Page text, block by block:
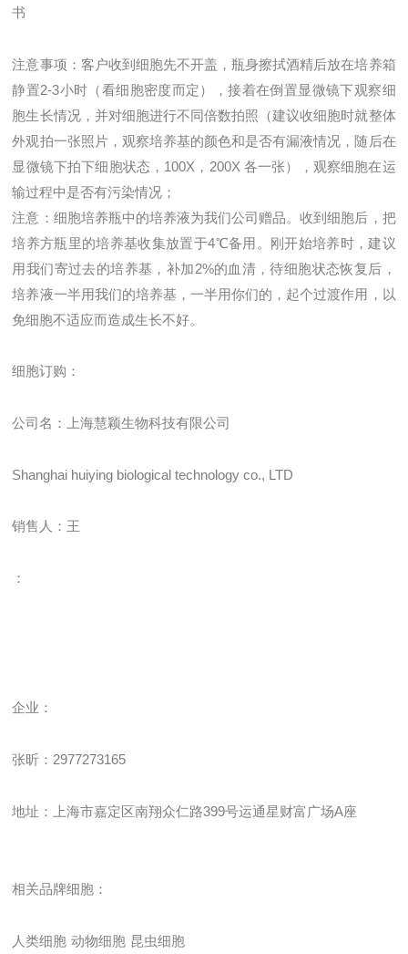
书
注意事项：客户收到细胞先不开盖，瓶身擦拭酒精后放在培养箱
静置2-3小时（看细胞密度而定），接着在倒置显微镜下观察细
胞生长情况，并对细胞进行不同倍数拍照（建议收细胞时就整体
外观拍一张照片，观察培养基的颜色和是否有漏液情况，随后在
显微镜下拍下细胞状态， 100X ， 200X 各一张），观察细胞在运
输过程中是否有污染情况；
注意：细胞培养瓶中的培养液为我们公司赠品。收到细胞后，把
培养方瓶里的培养基收集放置于4℃备用。刚开始培养时，建议
用我们寄过去的培养基，补加2%的血清，待细胞状态恢复后，
培养液一半用我们的培养基，一半用你们的，起个过渡作用，以
免细胞不适应而造成生长不好。
细胞订购：
公司名：上海慧颖生物科技有限公司
Shanghai huiying biological technology co., LTD
销售人：王
：
企业 ：
张昕： 2977273165
地址：上海市嘉定区南翔众仁路399号运通星财富广场A座
相关品牌细胞：
人类细胞 动物细胞 昆虫细胞